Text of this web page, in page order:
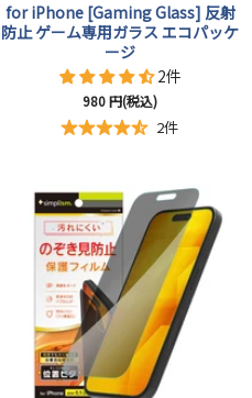
for iPhone [Gaming Glass] 反射
防止 ゲーム専用ガラス エコパッケ
ージ
2件
セ
ー
格
980円(税込)
2件